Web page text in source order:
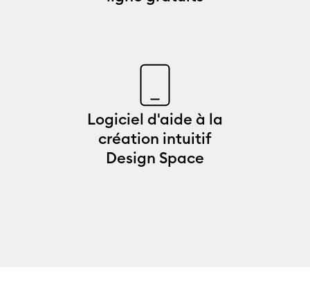
Logiciel d'aide à la
création intuitif
Design Space